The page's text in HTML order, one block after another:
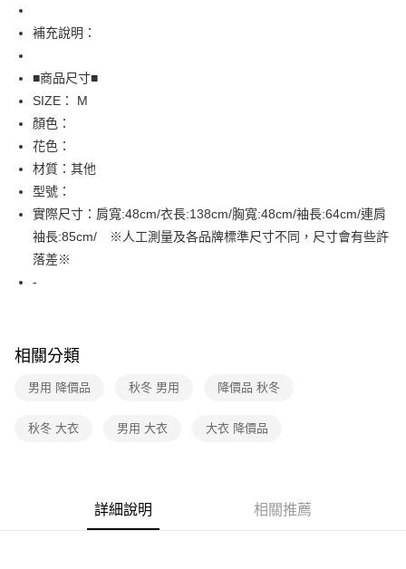
全盈+PAY
AFTEE先享後付
相關說明
【關於「AFTEE先享後付」】
AFTEE先享後付是「在收到商品之後才付款」的支付方式。 讓您購物簡單
便利好安心！
１．簡單：不需註冊會員、不需綁卡、不需儲值。
３．安心：先確認商品／服務後，再付款。
【「AFTEE先享後付」結帳流程】
１．於結帳方式選擇「AFTEE先享後付」後，將跳轉至「AFTEE先享後付」
結帳頁面，進行簡訊認證並確認金額後，即可完成結帳。
後付繳納相關費用。
是否繳費成功／繳費後需取消欲退款等相關疑問，請聯繫「AFTEE先享後付
２．關於個人資料處理事宜，請瀏覽以下網址：
運送方式
全家取貨付款
免運費
免運費
7-11取貨付款
免運費
免運費
補充說明：
■商品尺寸■
SIZE： M
顏色：
花色：
材質：其他
型號：
實際尺寸：肩寬:48cm/衣長:138cm/胸寬:48cm/袖長:64cm/連肩
袖長:85cm/ ※人工測量及各品牌標準尺寸不同，尺寸會有些許
落差※
-
相關分類
男用 降價品 秋冬 男用 降價品 秋冬
秋冬 大衣 男用 大衣 大衣 降價品
詳細說明 相關推薦